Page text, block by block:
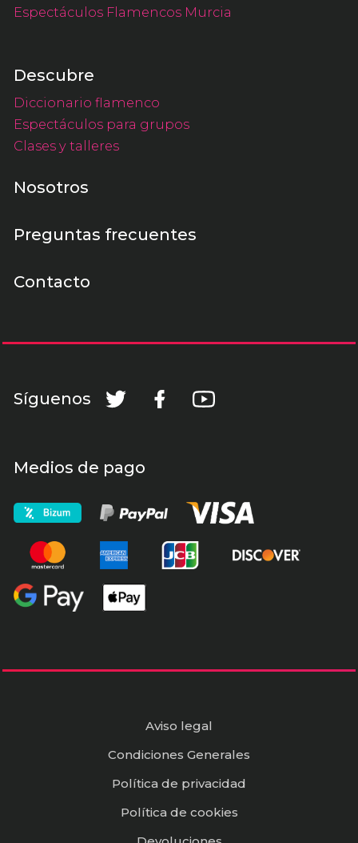
Espectáculos Flamencos Murcia
Descubre
Diccionario flamenco
Espectáculos para grupos
Clases y talleres
Nosotros
Preguntas frecuentes
Contacto
Síguenos
Medios de pago
Aviso legal
Condiciones Generales
Política de privacidad
Política de cookies